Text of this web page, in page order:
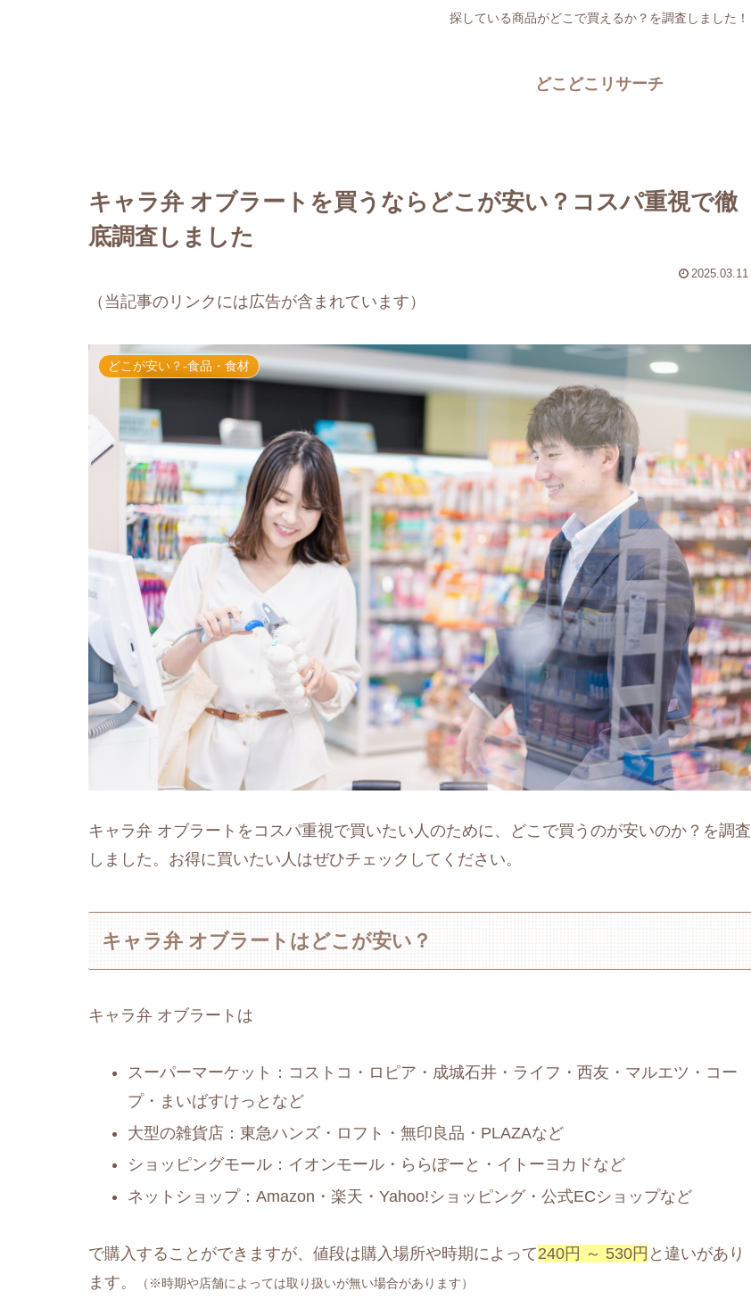
探している商品がどこで買えるか？を調査しました！
どこどこリサーチ
キャラ弁 オブラートを買うならどこが安い？コスパ重視で徹
底調査しました
2025.03.11
（当記事のリンクには広告が含まれています）
どこが安い？-食品・食材
キャラ弁 オブラートをコスパ重視で買いたい人のために、どこで買うのが安いのか？を調査
しました。お得に買いたい人はぜひチェックしてください。
キャラ弁 オブラートはどこが安い？
キャラ弁 オブラートは
スーパーマーケット：コストコ・ロピア・成城石井・ライフ・西友・マルエツ・コー
プ・まいばすけっとなど
大型の雑貨店：東急ハンズ・ロフト・無印良品・PLAZAなど
ショッピングモール：イオンモール・ららぽーと・イトーヨカドなど
ネットショップ：Amazon・楽天・Yahoo!ショッピング・公式ECショップなど
で購入することができますが、値段は購入場所や時期によって240円 ～ 530円 と違いがあり
ます。
（※時期や店舗によっては取り扱いが無い場合があります）